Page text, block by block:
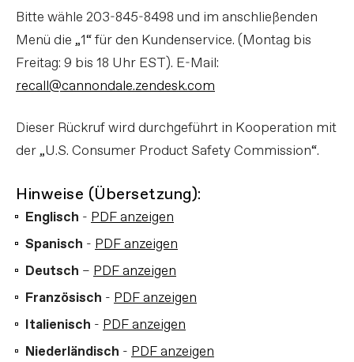
Bitte wähle 203-845-8498 und im anschließenden
Menü die „1“ für den Kundenservice. (Montag bis
Freitag: 9 bis 18 Uhr EST). E-Mail:
recall@cannondale.zendesk.com
Dieser Rückruf wird durchgeführt in Kooperation mit
der „U.S. Consumer Product Safety Commission“.
Hinweise (Übersetzung):
Englisch - PDF anzeigen
Spanisch - PDF anzeigen
Deutsch – PDF anzeigen
Französisch - PDF anzeigen
Italienisch - PDF anzeigen
Niederländisch - PDF anzeigen